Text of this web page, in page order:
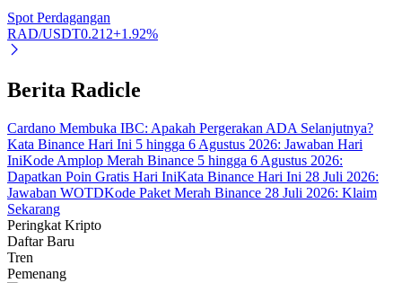
Pelajari Staking
Bitrue
AI
Mitra Bitrue
Spot Perdagangan
RAD/USDT0.212+1.92%
Berita Radicle
Cardano Membuka IBC: Apakah Pergerakan ADA Selanjutnya?
Kata Binance Hari Ini 5 hingga 6 Agustus 2026: Jawaban Hari
IniKode Amplop Merah Binance 5 hingga 6 Agustus 2026:
Dapatkan Poin Gratis Hari IniKata Binance Hari Ini 28 Juli 2026:
Jawaban WOTDKode Paket Merah Binance 28 Juli 2026: Klaim
Sekarang
Peringkat Kripto
Daftar Baru
Tren
Pemenang